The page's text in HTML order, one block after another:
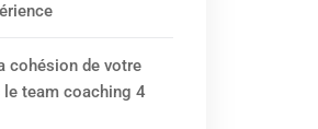
cohésion de votre
le team coaching 4